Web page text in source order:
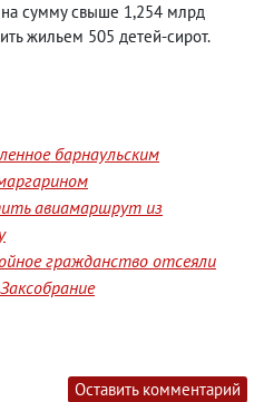
сумму свыше 1,254 млрд
жильем 505 детей-сирот.
барнаульским
авиамаршрут из
гражданство отсеяли
Оставить комментарий